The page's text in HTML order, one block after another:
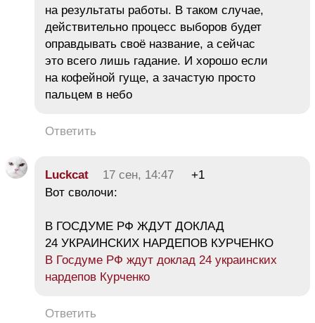
на результаты работы. В таком случае,
действительно процесс выборов будет
оправдывать своё название, а сейчас
это всего лишь гадание. И хорошо если
на кофейной гуще, а зачастую просто
пальцем в небо
Ответить
Luckcat 17 сен, 14:47
+1
Вот сволочи:
В ГОСДУМЕ РФ ЖДУТ ДОКЛАД
24 УКРАИНСКИХ НАРДЕПОВ КУРЧЕНКО
В Госдуме РФ ждут доклад 24 украинских
нардепов Курченко
Ответить